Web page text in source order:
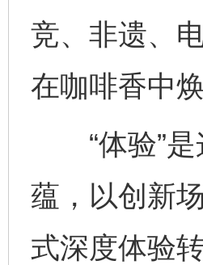
竞、非遗、
在咖啡香中
“体验”是
蕴，以创新
式深度体验